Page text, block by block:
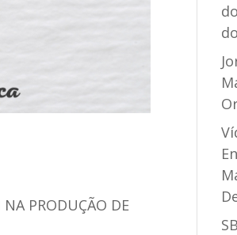
PRODUÇÃO DE